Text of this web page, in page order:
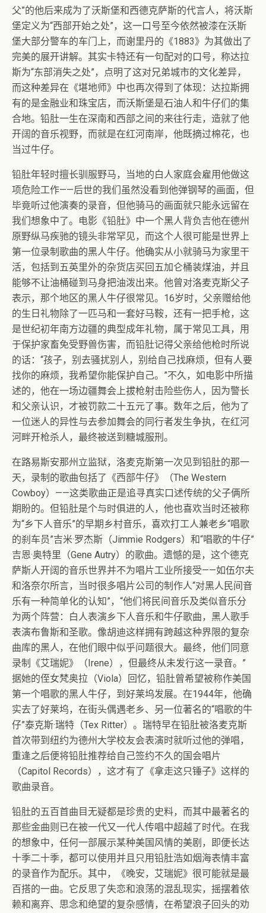
父”的他后来成为了沃斯堡和西德克萨斯的代言人，将沃斯
堡定义为“西部开始之处”，这一口号至今依然被漆在沃斯
堡大部分警车的车门上，而谢里丹的《1883》为其做出了
完美的展开讲解。其实卡特还有一句配对的口号，称达拉
斯为“东部消失之处”，点明了这对兄弟城市的文化差异，
而这种差异在《堪地师》中也再次得到了体现：达拉斯拥
有的是金融业和珠宝店，而沃斯堡是石油人和牛仔们的集
合地。铅肚一生在深南和西部之间的来往行走，造就了他
开阔的音乐视野，而就是在红河南岸，他既摘过棉花，也
当过牛仔。
铅肚年轻时擅长驯服野马，当地的白人家庭会雇用他做这
项危险工作——后世的我们虽然没看到他弹钢琴的画面，但
毕竟听过他演奏的录音，但他骑马的画面就只能永远留在
我们想象中了。电影《铅肚》中一个黑人背负吉他在德州
原野纵马疾驰的镜头非常罕见，而这个人很可能是世界上
第一位录制歌曲的黑人牛仔。他确实从小就骑马为家里干
活，包括到五英里外的杂货店买回五加仑桶装煤油，并且
能够不让油桶碰到马身把油泼出来。他曾对洛麦克斯父子
表示，那个地区的黑人牛仔很常见。16岁时，父亲赠给他
的生日礼物除了一匹马和一套好马鞍，还有一把手枪，这
是世纪初年南方边疆的典型成年礼物，属于常见工具，用
于保护家畜免受野兽伤害，而铅肚记得父亲给他枪时所说
的话：“孩子，别去骚扰别人，别给自己找麻烦，但有人要
找你的麻烦，我希望你能保护自己。”不久，如电影中所描
述的，他在一场边疆舞会上拔枪射击险些伤人，因为警长
和父亲认识，才被罚款二十五元了事。数年之后，他为了
一位迷人的异性与去参加舞会的同行者发生争执，在红河
河畔开枪杀人，最终被送到糖城服刑。
在路易斯安那州立监狱，洛麦克斯第一次见到铅肚的那一
天，录制的歌曲包括了《西部牛仔》（The Western
Cowboy）——这类歌曲正是追寻真实口述传统的父子俩所
期盼的。但铅肚是个与时俱进的人，他也喜欢当时还被称
为“乡下人音乐”的早期乡村音乐，喜欢打工人兼老乡“唱歌
的刹车员”吉米·罗杰斯（Jimmie Rodgers）和“唱歌的牛仔”
吉恩·奥特里（Gene Autry）的歌曲。遗憾的是，这个德克
萨斯人开阔的音乐世界并不为唱片工业所接受——如伍尔夫
和洛奈尔所言，当时很多唱片公司的制作人“对黑人民间音
乐有一种简单化的认知”，“他们将民间音乐及类似音乐分
为两个阵营：白人表演乡下人音乐和牛仔歌曲，黑人歌手
表演布鲁斯和圣歌。像胡迪这样拥有跨越这种界限的复杂
曲库的黑人，在他们眼中似乎问题很大。最终，他们同意
录制《艾瑞妮》（Irene），但最终从未发行这一录音。”
据她的侄女梵奥拉（Viola）回忆，铅肚曾希望被称作美国
第一个唱歌的黑人牛仔，到好莱坞发展。在1944年，他确
实去了好莱坞，在街头偶遇老乡、另一位著名的“唱歌的牛
仔”泰克斯·瑞特（Tex Ritter）。瑞特早在铅肚被洛麦克斯
首次带到纽约为德州大学校友会表演时就听过他的弹唱，
重逢之后便将铅肚推荐给自己签约不久的国会唱片
（Capitol Records），这才有了《拿走这只锤子》这样的
歌曲录音。
铅肚的五百首曲目无疑都是珍贵的史料，而其中最著名的
那些金曲则已在被一代又一代人传唱中超越了时代。在我
的想象中，任何一部展示某种美国风情的美剧，即便长达
十季二十季，都可以使用并且只用铅肚浩如烟海表情丰富
的录音作为配乐。其中，《晚安，艾瑞妮》很可能就是最
百搭的一曲。它反思了失恋和浪荡的混乱现实，摇摆着依
赖和离弃、思念和绝望的复杂感情，在希望浪子回头的劝